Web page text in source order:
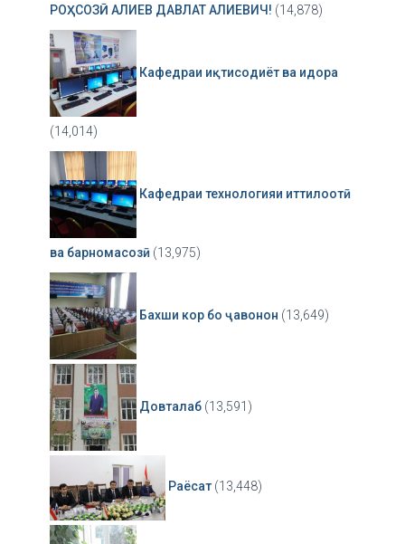
РОҲСОЗӢ АЛИЕВ ДАВЛАТ АЛИЕВИЧ! (14,878)
Кафедраи иқтисодиёт ва идора
(14,014)
Кафедраи технологияи иттилоотӣ
ва барномасозӣ (13,975)
Бахши кор бо ҷавонон (13,649)
Довталаб (13,591)
Раёсат (13,448)